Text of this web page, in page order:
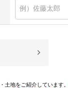
土地をご紹介しています。